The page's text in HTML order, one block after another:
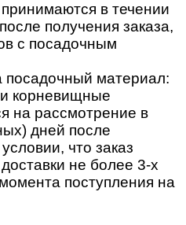
в течении
получения заказа,
с посадочным
посадочный материал:
корневищные
на рассмотрение в
дней после
что заказ
не более 3-х
поступления на